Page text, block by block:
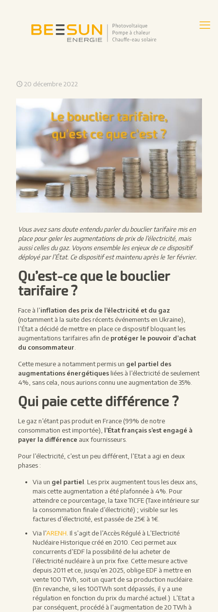
20 décembre 2022
Vous avez sans doute entendu parler du bouclier tarifaire mis en
place pour geler les augmentations de prix de l’électricité, mais
aussi celles du gaz. Voyons ensemble les enjeux de ce dispositif
déployé par l’État. Ce dispositif est maintenu après le 1er février.
Qu’est-ce que le bouclier
tarifaire ?
Face à l’inflation des prix de l’électricité et du gaz
(notamment à la suite des récents événements en Ukraine),
l’État a décidé de mettre en place ce dispositif bloquant les
augmentations tarifaires afin de protéger le pouvoir d’achat
du consommateur.
Cette mesure a notamment permis un gel partiel des
augmentations énergétiquesliées à l’électricité de seulement
4%, sans cela, nous aurions connu une augmentation de 35%.
Qui paie cette différence ?
Le gaz n’étant pas produit en France (99% de notre
consommation est importée), l’État français s’est engagé à
payer la différence aux fournisseurs.
Pour l’électricité, c’est un peu différent, l’Etat a agi en deux
phases :
Via un gel partiel. Les prix augmentent tous les deux ans,
mais cette augmentation a été plafonnée à 4%. Pour
atteindre ce pourcentage, la taxe TICFE (Taxe intérieure sur
la consommation finale d’électricité) ; visible sur les
factures d’électricité, est passée de 25€ à 1€.
Via l’ARENH. Il s’agit de l’Accès Régulé à L’Electricité
Nucléaire Historique créé en 2010. Ceci permet aux
concurrents d’EDF la possibilité de lui acheter de
l’électricité nucléaire à un prix fixe. Cette mesure active
depuis 2011 et ce, jusqu’en 2025, oblige EDF à mettre en
vente 100 TWh, soit un quart de sa production nucléaire.
(En revanche, si les 100TWh sont dépassés, il y a une
régulation en fonction du prix du marché actuel.) L’Etat a
par conséquent, procédé à l’augmentation de 20 TWh à